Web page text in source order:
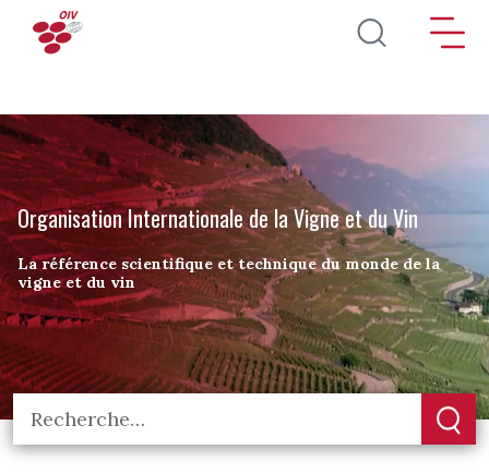
Aller au contenu principal
Organisation Internationale de la Vigne et du Vin
La référence scientifique et technique du monde de la
vigne et du vin